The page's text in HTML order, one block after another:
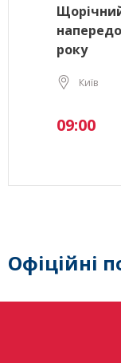
року
Київ
09:00
Офіційні